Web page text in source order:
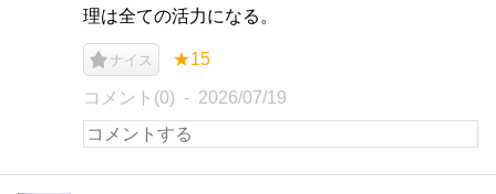
理は全ての活力になる。
ナイス ★15
コメント(0) 2026/07/19